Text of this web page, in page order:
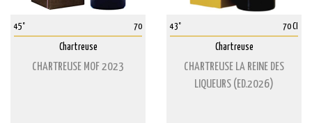
45° 70
Chartreuse
CHARTREUSE MOF 2023
43° 70 Cl
Chartreuse
CHARTREUSE LA REINE DES
LIQUEURS (ED.2026)